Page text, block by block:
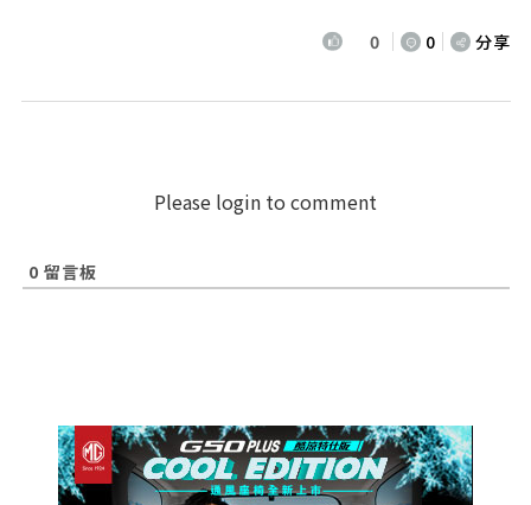
0 0 分享
Please login to comment
0 留言板